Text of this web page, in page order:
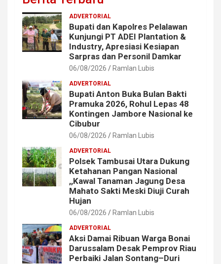
ADVERTORIAL
Bupati dan Kapolres Pelalawan
Kunjungi PT ADEI Plantation &
Industry, Apresiasi Kesiapan
Sarpras dan Personil Damkar
06/08/2026 Ramlan Lubis
ADVERTORIAL
Bupati Anton Buka Bulan Bakti
Pramuka 2026, Rohul Lepas 48
Kontingen Jambore Nasional ke
Cibubur
06/08/2026 Ramlan Lubis
ADVERTORIAL
Polsek Tambusai Utara Dukung
Ketahanan Pangan Nasional
,,Kawal Tanaman Jagung Desa
Mahato Sakti Meski Diuji Curah
Hujan
06/08/2026 Ramlan Lubis
ADVERTORIAL
Aksi Damai Ribuan Warga Bonai
Darussalam Desak Pemprov Riau
Perbaiki Jalan Sontang–Duri